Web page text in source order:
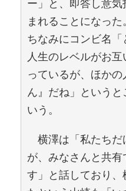
まれることになった。
ちなみにコンビ名
人生のレベルがお
っているが、ほか
ん』だね」という
いう。
横澤は「私たちだ
が、みなさんと共
す」と話しており